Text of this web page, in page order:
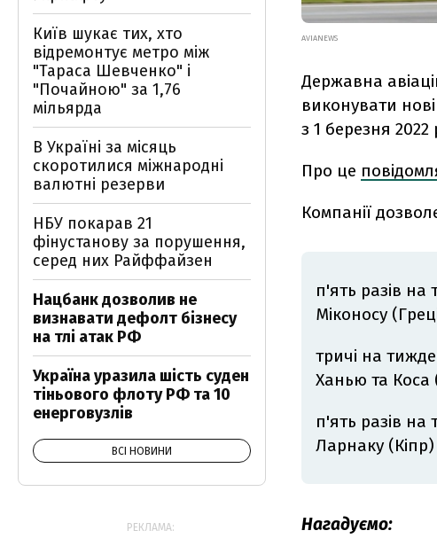
AVIANEWS
Державна
виконувати нові
з 1 березня 2022
Про це
Компанії
п'ять разів на
Міконосу
тричі на
Ханью та Коса
п'ять разів на
Ларнаку
Нагадуємо:
Київ шукає тих, хто
відремонтує метро між
"Тараса Шевченко" і
"Почайною" за 1,76
мільярда
В Україні за місяць
скоротилися міжнародні
валютні резерви
НБУ покарав 21
фінустанову за порушення,
серед них Райффайзен
Нацбанк дозволив не
визнавати дефолт бізнесу
на тлі атак РФ
Україна уразила шість суден
тіньового флоту РФ та 10
енерговузлів
ВСІ НОВИНИ
РЕКЛАМА: